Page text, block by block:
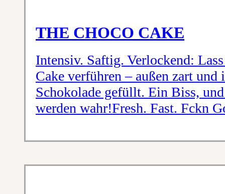
THE CHOCO CAKE
Intensiv. Saftig. Verlockend:
Cake verführen – außen zart
Schokolade gefüllt. Ein Biss,
werden wahr!Fresh. Fast. Fckn